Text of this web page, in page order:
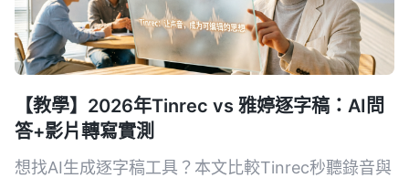
【教學】2026年Tinrec vs 雅婷逐字稿：AI問
答+影片轉寫實測
想找AI生成逐字稿工具？本文比較Tinrec秒聽錄音與